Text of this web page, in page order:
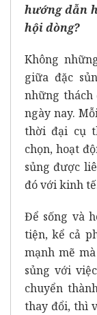
hướng dẫn
hội dòng?
Không
giữa đặc
những thách
ngày nay.
thời đại cụ
chọn, hoạt
sủng được
đó với kinh
Để sống và
tiện, kể cả
mạnh mẽ
sủng với
chuyển
thay đổi, thì